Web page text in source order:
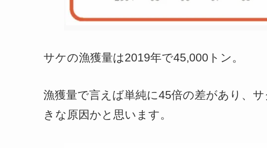
サケの漁獲量は2019年で45,000トン。
漁獲量で言えば単純に45倍の差があり、
きな原因かと思います。